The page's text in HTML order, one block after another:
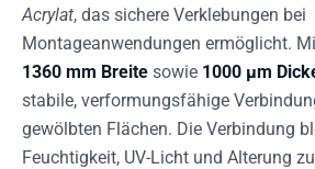
Acrylat, das sichere Verklebungen bei
Montageanwendungen ermöglicht.
1360 mm Breite sowie 1000 µm
stabile, verformungsfähige
gewölbten Flächen. Die Verbindung
Feuchtigkeit, UV-Licht und Alterung